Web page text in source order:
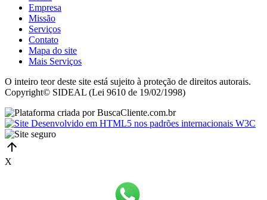
Empresa
Missão
Serviços
Contato
Mapa do site
Mais Serviços
O inteiro teor deste site está sujeito à proteção de direitos autorais.
Copyright© SIDEAL (Lei 9610 de 19/02/1998)
X